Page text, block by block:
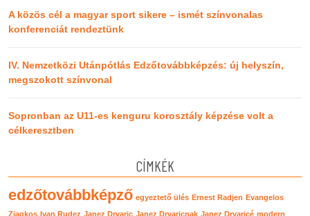
A közös cél a magyar sport sikere – ismét színvonalas
konferenciát rendeztünk
IV. Nemzetközi Utánpótlás Edzőtovábbképzés: új helyszín,
megszokott színvonal
Sopronban az U11-es kenguru korosztály képzése volt a
célkeresztben
CÍMKÉK
edzőtovábbképző egyeztető ülés Ernest Radjen Evangelos
Ziagkos Ivan Rudez Janez Drvaric Janez Drvaricnak Janez Drvaricé modern